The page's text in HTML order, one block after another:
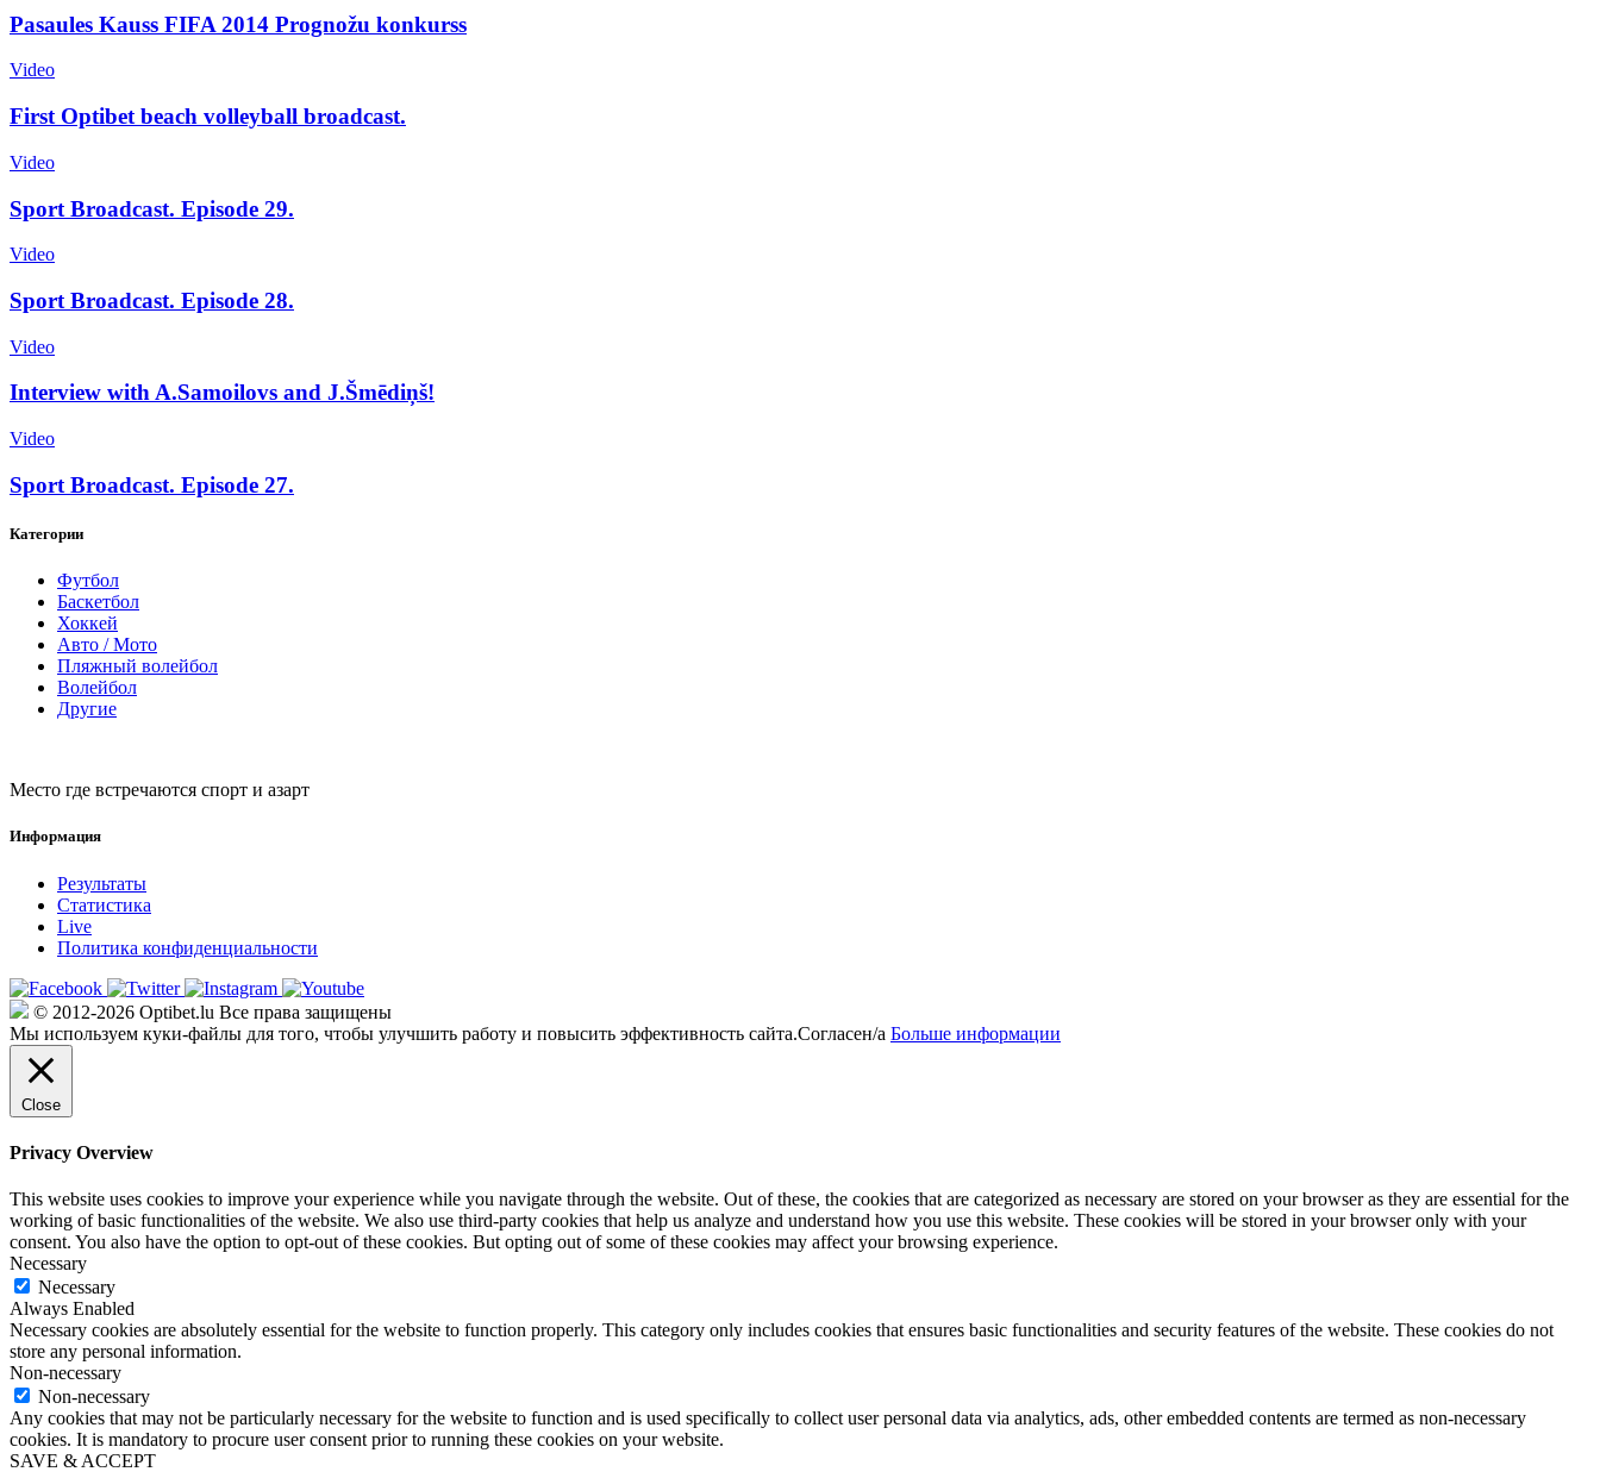
Pasaules Kauss FIFA 2014 Prognožu konkurss
Video
First Optibet beach volleyball broadcast.
Video
Sport Broadcast. Episode 29.
Video
Sport Broadcast. Episode 28.
Video
Interview with A.Samoilovs and J.Šmēdiņš!
Video
Sport Broadcast. Episode 27.
Категории
Футбол
Баскетбол
Хоккей
Авто / Мото
Пляжный волейбол
Волейбол
Другие
Место где встречаются спорт и азарт
Информация
Результаты
Статистика
Live
Политика конфиденциальности
© 2012-2026 Optibet.lu Все права защищены
Мы используем куки-файлы для того, чтобы улучшить работу и повысить эффективность сайта.Согласен/а Больше информации
Close
Privacy Overview
This website uses cookies to improve your experience while you navigate through the website. Out of these, the cookies that are categorized as necessary are stored on your browser as they are essential for the
working of basic functionalities of the website. We also use third-party cookies that help us analyze and understand how you use this website. These cookies will be stored in your browser only with your
consent. You also have the option to opt-out of these cookies. But opting out of some of these cookies may affect your browsing experience.
Necessary
Necessary
Always Enabled
Necessary cookies are absolutely essential for the website to function properly. This category only includes cookies that ensures basic functionalities and security features of the website. These cookies do not
store any personal information.
Non-necessary
Non-necessary
Any cookies that may not be particularly necessary for the website to function and is used specifically to collect user personal data via analytics, ads, other embedded contents are termed as non-necessary
cookies. It is mandatory to procure user consent prior to running these cookies on your website.
SAVE & ACCEPT